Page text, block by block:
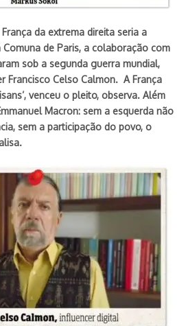
da extrema direita seria a
de Paris, a colaboração com
sob a segunda guerra mundial,
Francisco Celso Calmon. A França
venceu o pleito, observa. Além
Macron: sem a esquerda não
sem a participação do povo, o